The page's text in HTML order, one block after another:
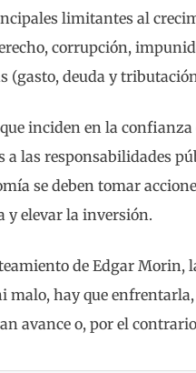
limitantes al
corrupción,
(gasto, deuda y
inciden en la
a las responsabilidades
se deben tomar
y elevar la inversión.
de Edgar Morin,
malo, hay que
avance o, por el